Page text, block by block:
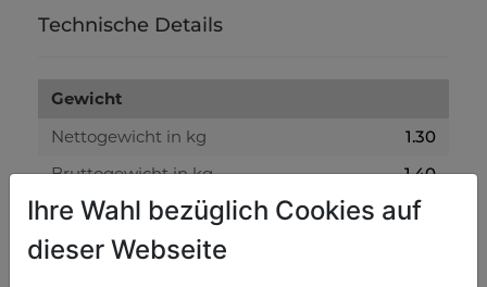
Technische Details
Gewicht
Nettogewicht in kg
1.30
Bruttogewicht in kg
1.40
Versandmaße
Ihre Wahl bezüglich Cookies auf
dieser Webseite